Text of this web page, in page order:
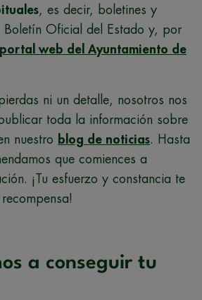
, es decir, boletines y
Boletín Oficial del Estado y, por
portal web del Ayuntamiento de
ni un detalle, nosotros nos
toda la información sobre
nuestro blog de noticias. Hasta
que comiences a
¡Tu esfuerzo y constancia te
a conseguir tu